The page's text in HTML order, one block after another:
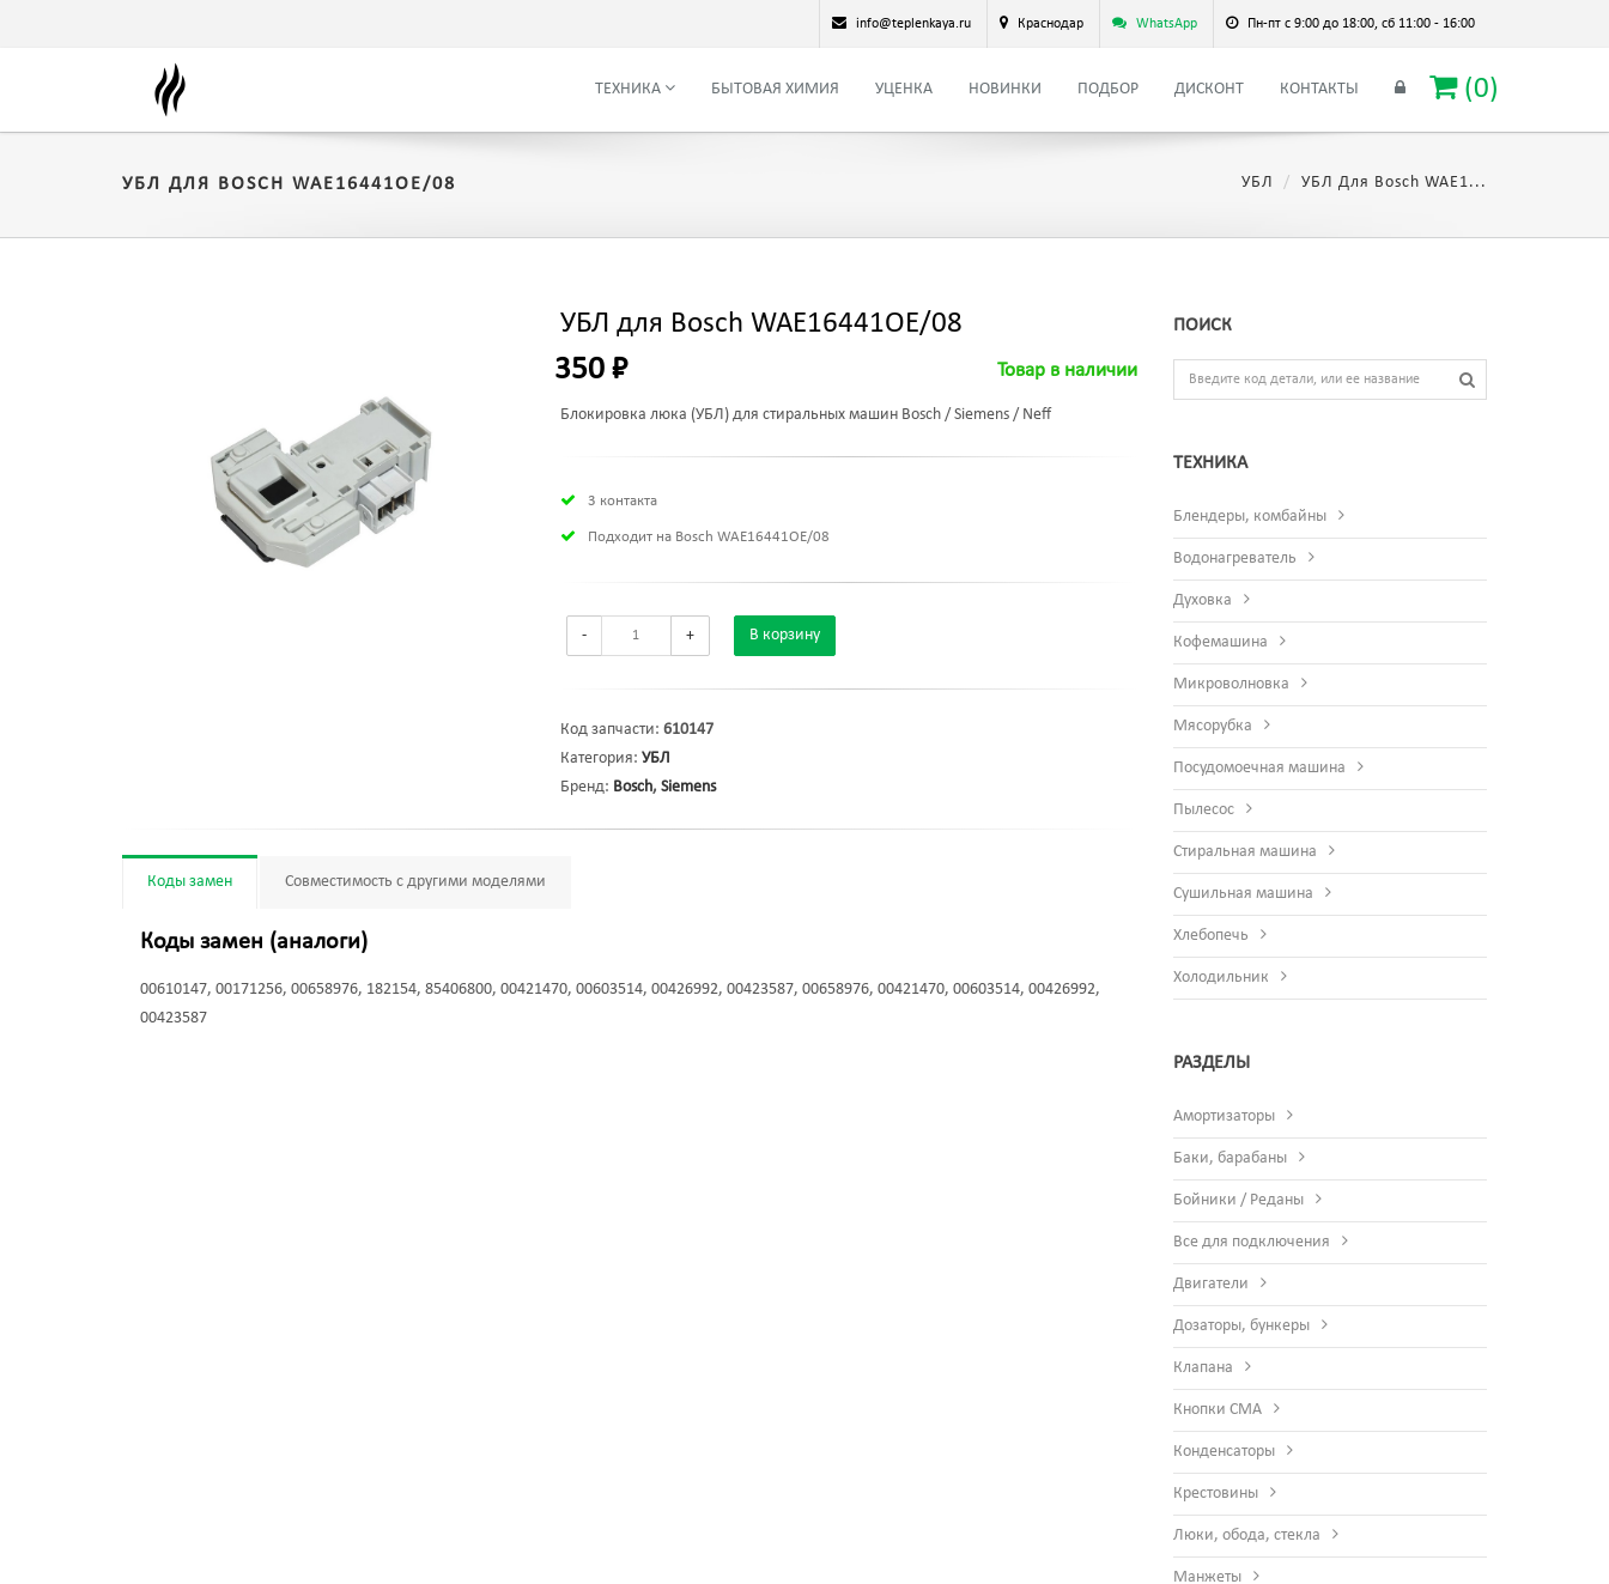
info@teplenkaya.ru Краснодар WhatsApp Пн-пт с 9:00 до 18:00, сб 11:00 - 16:00
ТЕХНИКА БЫТОВАЯ ХИМИЯ УЦЕНКА НОВИНКИ ПОДБОР ДИСКОНТ КОНТАКТЫ (0)
УБЛ ДЛЯ BOSCH WAE16441OE/08 УБЛ УБЛ Для Bosch WAE1...
УБЛ для Bosch WAE16441OE/08
350 ₽ Товар в наличии
Блокировка люка (УБЛ) для стиральных машин Bosch / Siemens / Neff
3 контакта
Подходит на Bosch WAE16441OE/08
- + В корзину
Код запчасти: 610147
Категория: УБЛ
Бренд: Bosch, Siemens
Коды замен Совместимость с другими моделями
Коды замен (аналоги)
00610147, 00171256, 00658976, 182154, 85406800, 00421470, 00603514, 00426992, 00423587, 00658976, 00421470, 00603514, 00426992,
00423587
ПОИСК
ТЕХНИКА
Блендеры, комбайны
Водонагреватель
Духовка
Кофемашина
Микроволновка
Мясорубка
Посудомоечная машина
Пылесос
Стиральная машина
Сушильная машина
Хлебопечь
Холодильник
РАЗДЕЛЫ
Амортизаторы
Баки, барабаны
Бойники / Реданы
Все для подключения
Двигатели
Дозаторы, бункеры
Клапана
Кнопки СМА
Конденсаторы
Крестовины
Люки, обода, стекла
Манжеты